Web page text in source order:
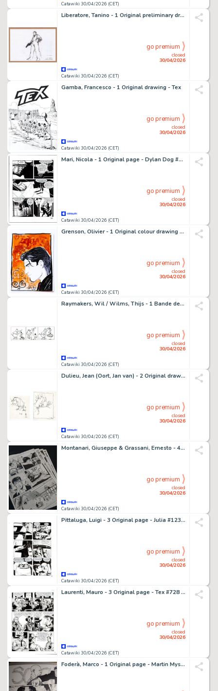
Catawiki 30/04/2026 (CET)
Liberatore, Tanino - 1 Original preliminary drawing - Recherche de personnage
Catawiki 30/04/2026 (CET)
closed
30/04/2026
go premium
Gamba, Francesco - 1 Original drawing - Tex
Catawiki 30/04/2026 (CET)
closed
30/04/2026
go premium
Mari, Nicola - 1 Original page - Dylan Dog #317 - "L'impostore" - 2015
Catawiki 30/04/2026 (CET)
closed
30/04/2026
go premium
Grenson, Olivier - 1 Original colour drawing - Niklos Koda
Catawiki 30/04/2026 (CET)
closed
30/04/2026
go premium
Raymakers, Wil / Wilms, Thijs - 1 Bande dessinée originale - Boes
Catawiki 30/04/2026 (CET)
closed
30/04/2026
go premium
Dulieu, Jean (Oort, Jan van) - 2 Original drawing - Paulus de Boskabouter - Vogel - 1960
Catawiki 30/04/2026 (CET)
closed
30/04/2026
go premium
Montanari, Giuseppe & Grassani, Ernesto - 4 Original page - Dylan Dog - Quando il mostro è in vacanza - 2021
Catawiki 30/04/2026 (CET)
closed
30/04/2026
go premium
Pittaluga, Luigi - 3 Original page - Julia #123 - "Ladro scaccia ladro" - 2008
Catawiki 30/04/2026 (CET)
closed
30/04/2026
go premium
Laurenti, Mauro - 3 Original page - Tex #728 - "Una colt per Manuela Montoya" - 2021
Catawiki 30/04/2026 (CET)
closed
30/04/2026
go premium
Foderà, Marco - 1 Original page - Martin Mystère - "Il segreto della superba" - 2023